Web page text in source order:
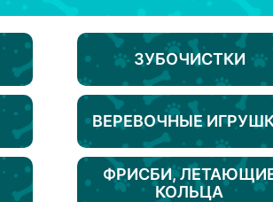
ЗУБОЧИСТКИ
ВЕРЕВОЧНЫЕ
ФРИСБИ,
КОЛЬЦА